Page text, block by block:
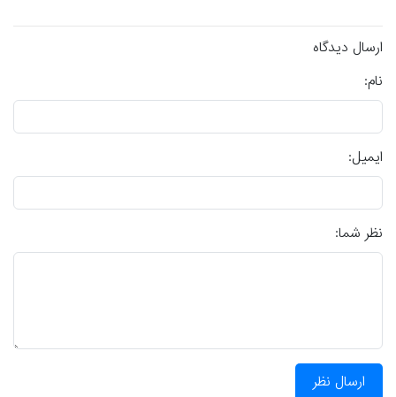
ارسال دیدگاه
نام:
ایمیل:
نظر شما:
ارسال نظر